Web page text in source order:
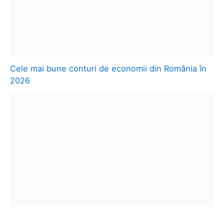
Cele mai bune conturi de economii din România în
2026